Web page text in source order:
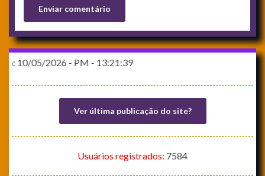
- PM - 13:21:39
Ver última publicação do site?
Usuários registrados: 7584